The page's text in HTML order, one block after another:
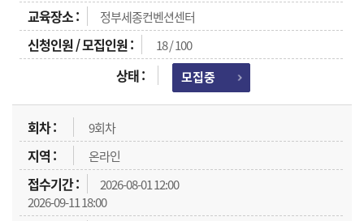
정부세종컨벤션센터
18 / 100
모집중
9회차
온라인
2026-08-01 12:00
2026-09-11 18:00